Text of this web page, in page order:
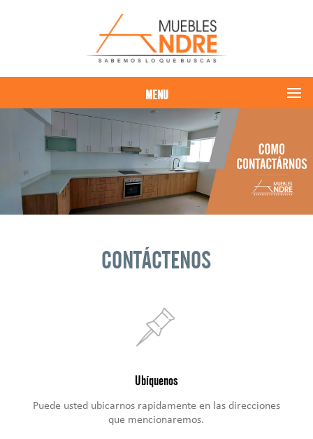
MENU
CONTÁCTENOS
Ubíquenos
Puede usted ubicarnos rapidamente en las direcciones
que mencionaremos.